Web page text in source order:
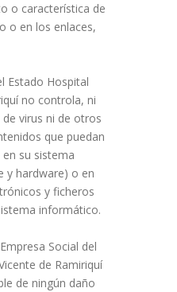
o característica de
o en los enlaces,
Estado Hospital
no controla, ni
virus ni de otros
que puedan
su sistema
y hardware) o en
y ficheros
informático.
Social del
de Ramiriquí
de ningún daño